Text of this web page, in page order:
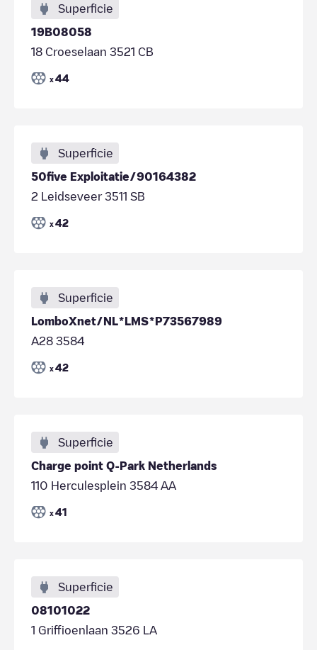
Superficie
19B08058
18 Croeselaan 3521 CB
x 44
Superficie
50five Exploitatie/90164382
2 Leidseveer 3511 SB
x 42
Superficie
LomboXnet/NL*LMS*P73567989
A28 3584
x 42
Superficie
Charge point Q-Park Netherlands
110 Herculesplein 3584 AA
x 41
Superficie
08101022
1 Griffioenlaan 3526 LA